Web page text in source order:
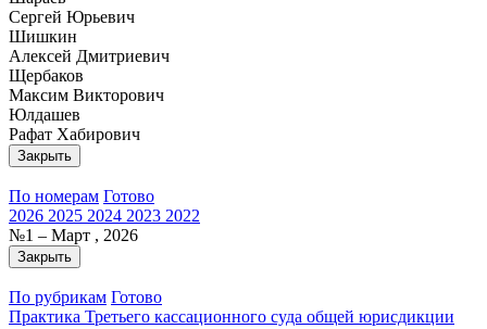
Сергей Юрьевич
Шишкин
Алексей Дмитриевич
Щербаков
Максим Викторович
Юлдашев
Рафат Хабирович
Закрыть
По номерам Готово
2026 2025 2024 2023 2022
№1 – Март , 2026
Закрыть
По рубрикам Готово
Практика Третьего кассационного суда общей юрисдикции